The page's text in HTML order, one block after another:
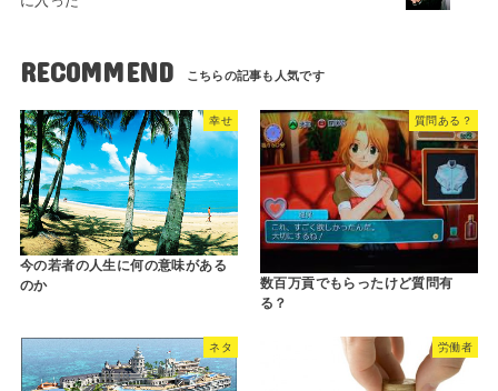
RECOMMEND
幸せ
今の若者の人生に何の意味がある
のか
質問ある？
数百万貢でもらったけど質問有
る？
ネタ 労働者